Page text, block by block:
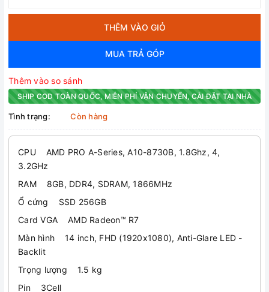
THÊM VÀO GIỎ
MUA TRẢ GÓP
Thêm vào so sánh
SHIP COD TOÀN QUỐC, MIỄN PHÍ VẬN CHUYỂN, CÀI ĐẶT TẠI NHÀ
Tình trạng: Còn hàng
CPU AMD PRO A-Series, A10-8730B, 1.8Ghz, 4,
3.2GHz
RAM 8GB, DDR4, SDRAM, 1866MHz
Ổ cứng SSD 256GB
Card VGA AMD Radeon™ R7
Màn hình 14 inch, FHD (1920x1080), Anti-Glare LED -
Backlit
Trọng lượng 1.5 kg
Pin 3Cell